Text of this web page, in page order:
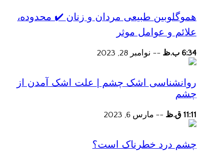
هموگلوبین طبیعی مردان و زنان ✔️ محدوده،
علائم و عوامل موثر
6:34 ب.ظ -- نوامبر 28, 2023
روانشناسی اشک چشم | علت اشک آمدن از
چشم
11:11 ق.ظ -- مارس 6, 2023
چشم درد خطرناک است؟